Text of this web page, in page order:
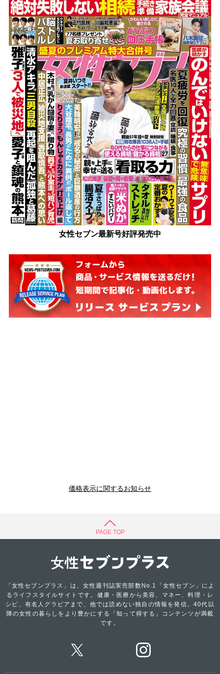
女性セブン最新号好評発売中
価格表示に関するお知らせ
PAGE TOP
「女性セブンプラス」は、女性週刊誌実売部数No.1「女性セブン」によ
るライフスタイルサイトです。健康・医療から美容、マネー、料理・レ
シピ、有名人グラビアまで、他では読めない独自の情報を発信。40代以
降の女性の暮らしをより豊かにする「知って得する」コンテンツが満載
です。